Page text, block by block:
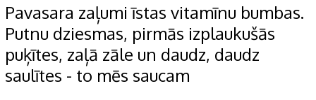
Pavasara zaļumi īstas vitamīnu bumbas.
Putnu dziesmas, pirmās izplaukušās
puķītes, zaļā zāle un daudz, daudz
saulītes - to mēs saucam